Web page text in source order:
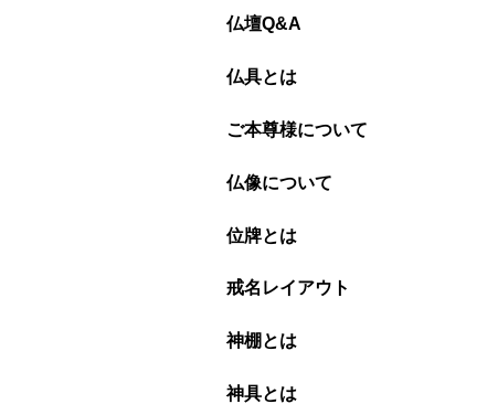
仏壇Q&A
仏具とは
ご本尊様について
仏像について
位牌とは
戒名レイアウト
神棚とは
神具とは